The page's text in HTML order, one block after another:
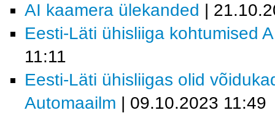
AI kaamera ülekanded |
Eesti-Läti ühisliiga kohtumised
11:11
Eesti-Läti ühisliigas olid
Automaailm | 09.10.2023 11:49